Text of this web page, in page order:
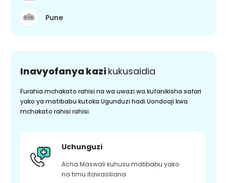
Pune
Inavyofanya kazi kukusaidia
Furahia mchakato rahisi na wa uwazi wa kufanikisha safari
yako ya matibabu kutoka Ugunduzi hadi Uondoaji kwa
mchakato rahisi rahisi.
Uchunguzi
Acha Maswali kuhusu matibabu yako
na timu itawasiliana